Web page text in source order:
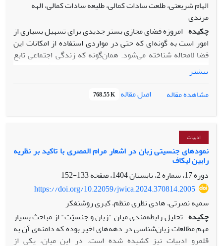
الهام شریعتی، طلعت سادات کمالی، طلیعه سادات کمالی، الهه
مرندی
چکیده امروزه فضای مجازی بستر جدیدی برای تسهیل بسیاری از
امور است به گونه‌ای که حتی در مواردی استفاده از امکانات این
فضا لامحاله شناخته می‌شود. همان‌گونه که زندگی اجتماعی تابع
مقرراتی است، حضور در عرصه مجازی نیز حقوق و تکالیفی ایجاد
می‌کند. زنان به عنوان بخشی از افراد جامعه، بنا به ضرورت کاربر و
یا مخاطب داده‌های فضای سایبر قرار گرفته و گاهی به دلیل تهیه،
تولید و انتشار محتوای خلاف عفت عمومی و مغایر با اخلاق حسنه
نقش بزه‌کار و یا بزه‌دیده را بر دوش می‌کنند. این پژوهش با
اجتماعی اینستاگرام بررسی نماید. یافته‌ها نشان می‌دهد محتوای
هرزه‌نگاری ایرانی و فارسی به سهولت در اختیار کاربران این بستر
قرار می‌گیرد. با تحلیل محتوای تصویری و متنی پست‌های
منتشرشده و هم‌چنین اظهارنظر کاربران دریافته می‌شود که گاهی
مخاطبان نسبت به محتواهای نادرست و خلاف عفت واکنش عرفی
نظیر سرزنش و یا عدم تأیید را نشان می‌دهند اما به نظر می‌رسد
چنان‌که باید و شاید برخورد قانونی و مجازات مرتکبین انعکاس
کافی نداشته و بازدارندگی لازم را در این بستر ایجاد نکرده است
لذا تدوین و یا تقویت ضمانت اجراهای قوی‌تری در جرم‌انگاری و
بیشتر
مشاهده مقاله
اصل مقاله 768.55 K
ادبیات
نمودهای جنسیتی زبان در اشعار مرام المصری با تاکید بر نظریه
رابین لیکاف
دوره 17، شماره 2، تابستان 1404، صفحه
133-152
https://doi.org/10.22059/jwica.2024.370814.2005
سمیه نصرتی، هادی نظری منظم، کبری روشنفکر
چکیده تحلیل رابطه‌مندی میان "زبان و جنسیّت" از مباحث بسیار
مهم مطالعات زبان‌شناسی در دهه‌های اخیر بوده که دامنه‌ی آن به
قلمرو ادبیات نیز کشیده شده است. در این میان، یکی از